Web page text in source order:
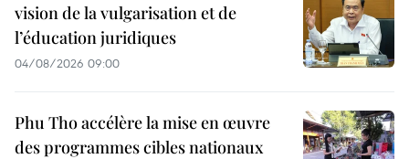
vision de la vulgarisation et de
l’éducation juridiques
04/08/2026 09:00
Phu Tho accélère la mise en œuvre
des programmes cibles nationaux